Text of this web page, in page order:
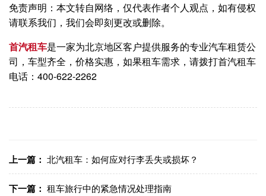
免责声明：本文转自网络，仅代表作者个人观点，如有侵权
请联系我们，我们会即刻更改或删除。
首汽租车是一家为北京地区客户提供服务的专业汽车租赁公
司，车型齐全，价格实惠，如果租车需求，请拨打首汽租车
电话：400-622-2262
上一篇： 北汽租车：如何应对行李丢失或损坏？
下一篇： 租车旅行中的紧急情况处理指南